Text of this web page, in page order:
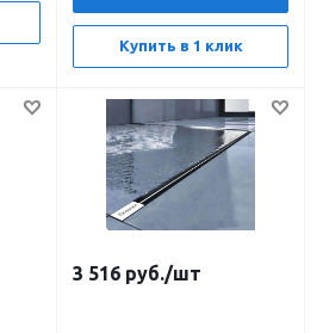
Купить в 1 клик
3 516 руб./шт